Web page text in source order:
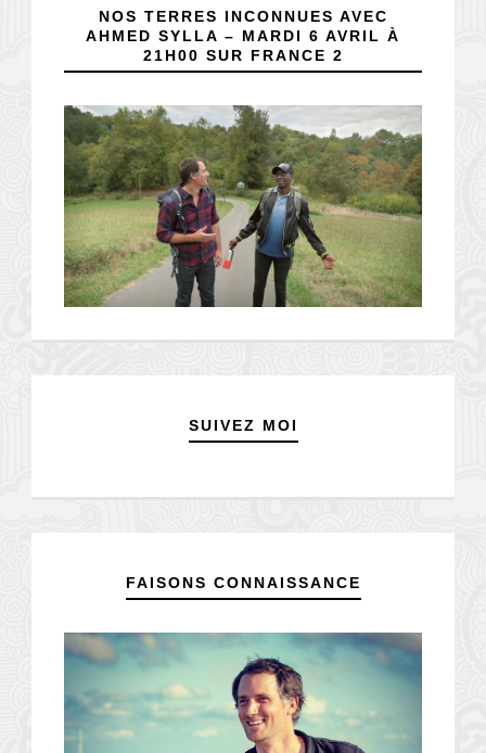
NOS TERRES INCONNUES AVEC
AHMED SYLLA – MARDI 6 AVRIL À
21H00 SUR FRANCE 2
SUIVEZ MOI
FAISONS CONNAISSANCE